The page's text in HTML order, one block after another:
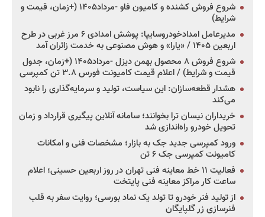
شروع فروش کشنده و کامیون فاو -مرداد۱۴۰۵ (+زمان، قیمت و
شرایط)
مدیرعامل امدادخودروسایپا: پوشش امدادی ۶ مرز غربی در طرح
اربعین ۱۴۰۵ / «یارا» و هوش مصنوعی به خدمت زائران آمد
شروع فروش ۸ محصول بهمن دیزل -مرداد۱۴۰۵ (+زمان، جدول
قیمت و شرایط) / اعلام قیمت کامیونت فورس ۳.۸ تن کمپرسی
هشدار قطعه‌سازان: این سیاست، تولید و سرمایه‌گذاری را نابود
می‌کند
خریداران نیسان ترا بخوانند؛ سامانه آنلاین پیگیری قرارداد و زمان
تحویل خودرو راه‌اندازی شد
ورود کمپرسی جدید جک به بازار؛ مشخصات فنی و امکانات
کامیونت کمپرسی جک ۶ تن
فعالیت ۱۱ خط معاینه فنی تهران در روز اربعین حسینی؛ اعلام
ساعت کار مراکز معاینه فنی پایتخت
از تولید فنر خودرو تا تولد یک نماد بورسی؛ روایت سفر به قلب
فنرسازی زر گلپایگان